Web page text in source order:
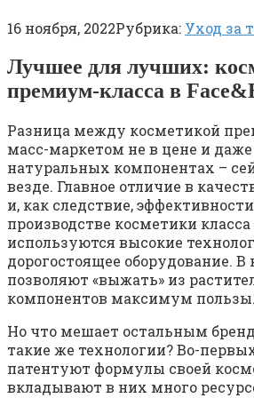
16 ноября, 2022Рубрика: Уход за
Лучшее для лучших:
премиум-класса в
Разница между косметикой
масс-маркетом не в цене и даже
натуральных компонентах –
везде. Главное отличие в
и, как следствие,
производстве косметики
используются высокие
дорогостоящее оборудование. В
позволяют «выжать» из
компонентов максимум пользы.
Но что мешает остальным
такие же технологии? Во-
патентуют формулы своей
вкладывают в них много